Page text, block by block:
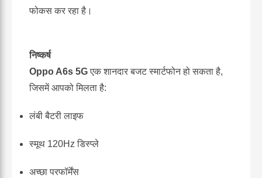
फोकस कर रहा है।
निष्कर्ष
Oppo A6s 5Gएक शानदार बजट स्मार्टफोन हो सकता है,
जिसमें आपको मिलता है:
लंबी बैटरी लाइफ
स्मूथ 120Hz डिस्प्ले
अच्छा परफॉर्मेंस